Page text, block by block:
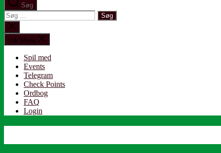
Søg
Søg
efter:
Luk
søgning
Luk Menu
Spil med
Events
Telegram
Check Points
Ordbog
FAQ
Login